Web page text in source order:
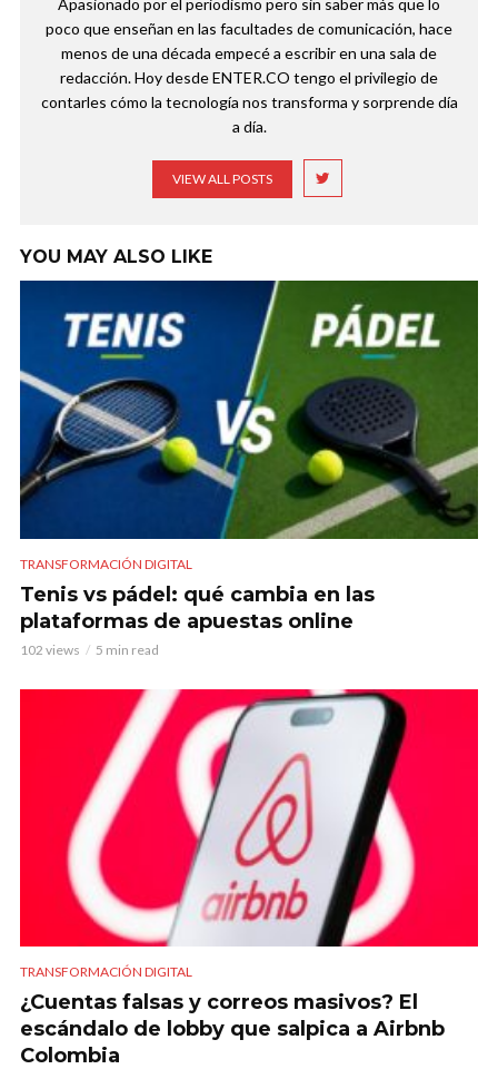
Apasionado por el periodismo pero sin saber más que lo
poco que enseñan en las facultades de comunicación, hace
menos de una década empecé a escribir en una sala de
redacción. Hoy desde ENTER.CO tengo el privilegio de
contarles cómo la tecnología nos transforma y sorprende día
a día.
VIEW ALL POSTS
YOU MAY ALSO LIKE
TRANSFORMACIÓN DIGITAL
Tenis vs pádel: qué cambia en las
plataformas de apuestas online
102 views 5 min read
TRANSFORMACIÓN DIGITAL
¿Cuentas falsas y correos masivos? El
escándalo de lobby que salpica a Airbnb
Colombia